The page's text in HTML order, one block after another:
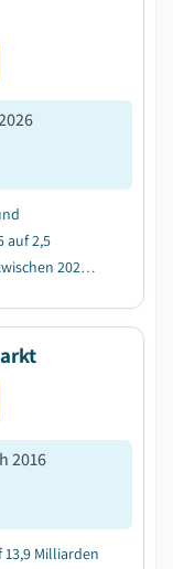
auf 2,5
2026
2016
Milliarden